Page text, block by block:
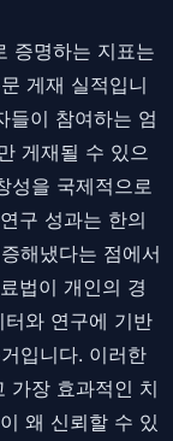
증명하는 지표는
게재 실적입니
들이 참여하는 엄
게재될 수 있으
성을 국제적으로
구 성과는 한의
해냈다는 점에서
법이 개인의 경
와 연구에 기반
입니다. 이러한
가장 효과적인 치
왜 신뢰할 수 있